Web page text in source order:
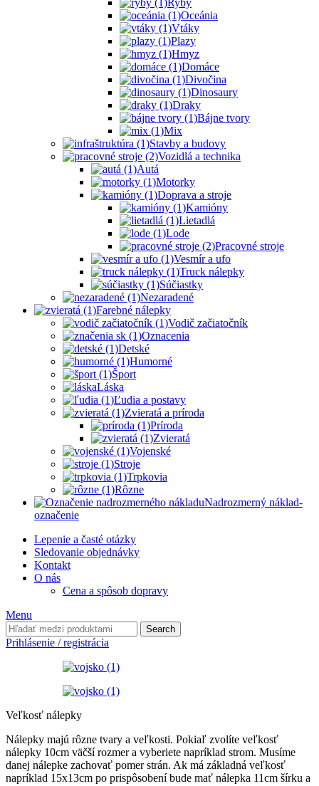
Ryby
Oceánia
Vtáky
Plazy
Hmyz
Domáce
Divočina
Dinosaury
Draky
Bájne tvory
Mix
Stavby a budovy
Vozidlá a technika
Autá
Motorky
Doprava a stroje
Kamióny
Lietadlá
Lode
Pracovné stroje
Vesmír a ufo
Truck nálepky
Súčiastky
Nezaradené
Farebné nálepky
Vodič začiatočník
Oznacenia
Detské
Humorné
Šport
Láska
Ľudia a postavy
Zvieratá a príroda
Príroda
Zvieratá
Vojenské
Stroje
Trpkovia
Rôzne
Nadrozmerný náklad-
označenie
Lepenie a časté otázky
Sledovanie objednávky
Kontakt
O nás
Cena a spôsob dopravy
Menu
Search
Prihlásenie / registrácia
Veľkosť nálepky
Nálepky majú rôzne tvary a veľkosti. Pokiaľ zvolíte veľkosť
nálepky 10cm väčší rozmer a vyberiete napríklad strom. Musíme
danej nálepke zachovať pomer strán. Ak má základná veľkosť
napríklad 15x13cm po prispôsobení bude mať nálepka 11cm šírku a